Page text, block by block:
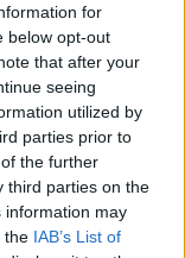
for
below opt-out
that after your
seeing
utilized by
parties prior to
the further
third parties on the
information may
the IAB’s List of
is one of the worst
forgotten and
our friendship is